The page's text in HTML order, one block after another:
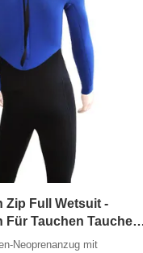
Zip Full Wetsuit -
Für Tauchen Tauchen
Flexibilität
Neoprenanzug mit